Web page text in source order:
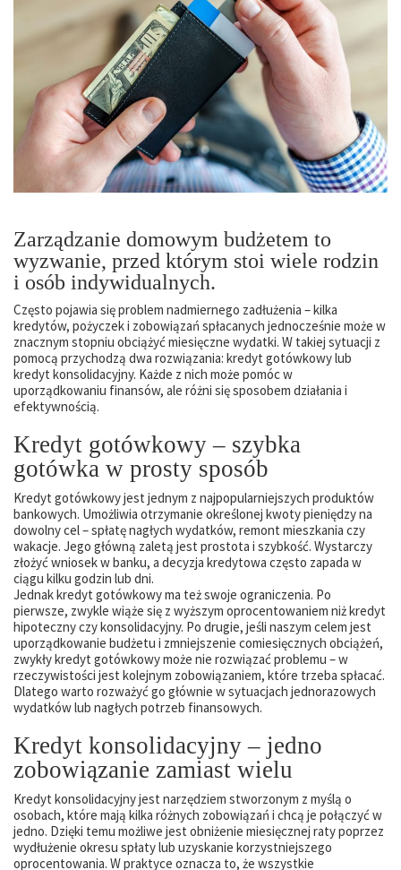
Zarządzanie domowym budżetem to
wyzwanie, przed którym stoi wiele rodzin
i osób indywidualnych.
Często pojawia się problem nadmiernego zadłużenia – kilka
kredytów, pożyczek i zobowiązań spłacanych jednocześnie może w
znacznym stopniu obciążyć miesięczne wydatki. W takiej sytuacji z
pomocą przychodzą dwa rozwiązania: kredyt gotówkowy lub
kredyt konsolidacyjny. Każde z nich może pomóc w
uporządkowaniu finansów, ale różni się sposobem działania i
efektywnością.
Kredyt gotówkowy – szybka
gotówka w prosty sposób
Kredyt gotówkowy jest jednym z najpopularniejszych produktów
bankowych. Umożliwia otrzymanie określonej kwoty pieniędzy na
dowolny cel – spłatę nagłych wydatków, remont mieszkania czy
wakacje. Jego główną zaletą jest prostota i szybkość. Wystarczy
złożyć wniosek w banku, a decyzja kredytowa często zapada w
ciągu kilku godzin lub dni.
Jednak kredyt gotówkowy ma też swoje ograniczenia. Po
pierwsze, zwykle wiąże się z wyższym oprocentowaniem niż kredyt
hipoteczny czy konsolidacyjny. Po drugie, jeśli naszym celem jest
uporządkowanie budżetu i zmniejszenie comiesięcznych obciążeń,
zwykły kredyt gotówkowy może nie rozwiązać problemu – w
rzeczywistości jest kolejnym zobowiązaniem, które trzeba spłacać.
Dlatego warto rozważyć go głównie w sytuacjach jednorazowych
wydatków lub nagłych potrzeb finansowych.
Kredyt konsolidacyjny – jedno
zobowiązanie zamiast wielu
Kredyt konsolidacyjny jest narzędziem stworzonym z myślą o
osobach, które mają kilka różnych zobowiązań i chcą je połączyć w
jedno. Dzięki temu możliwe jest obniżenie miesięcznej raty poprzez
wydłużenie okresu spłaty lub uzyskanie korzystniejszego
oprocentowania. W praktyce oznacza to, że wszystkie